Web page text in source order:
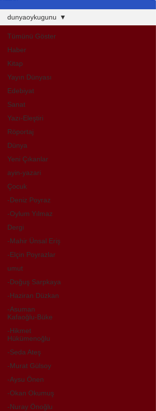
Tümünü Göster
Haber
Kitap
Yayın Dünyası
Edebiyat
Sanat
Yazı-Eleştiri
Röportaj
Dünya
Yeni Çıkanlar
ayin-yazari
Çocuk
-Deniz Poyraz
-Oylum Yılmaz
Dergi
-Mahir Ünsal Eriş
-Elçin Poyrazlar
umut
-Doğuş Sarpkaya
-Haziran Düzkan
-Asuman
Kafaoğlu-Büke
-Hikmet
Hükümenoğlu
-Seda Ateş
-Murat Gülsoy
-Aysu Önen
-Okan Okumuş
-Nuray Önoğlu
dunyaoykugunu